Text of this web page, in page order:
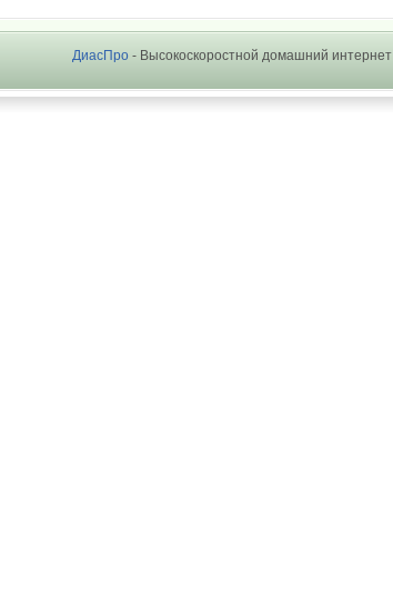
ДиасПро - Высокоскоростной домашний интернет